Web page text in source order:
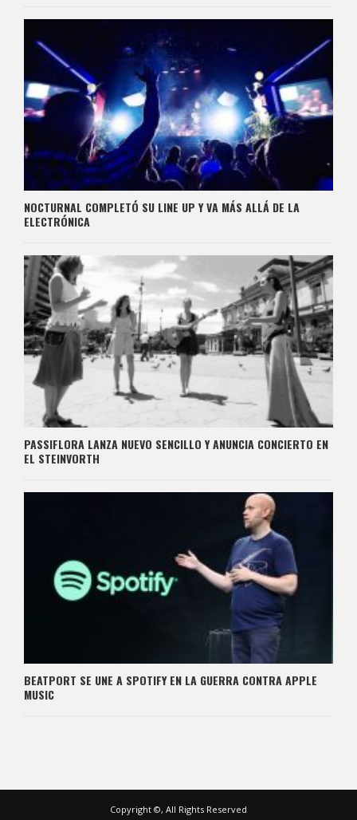
NOCTURNAL COMPLETÓ SU LINE UP Y VA MÁS ALLÁ DE LA
ELECTRÓNICA
PASSIFLORA LANZA NUEVO SENCILLO Y ANUNCIA CONCIERTO EN
EL STEINVORTH
BEATPORT SE UNE A SPOTIFY EN LA GUERRA CONTRA APPLE
MUSIC
Copyright ©, All Rights Reserved